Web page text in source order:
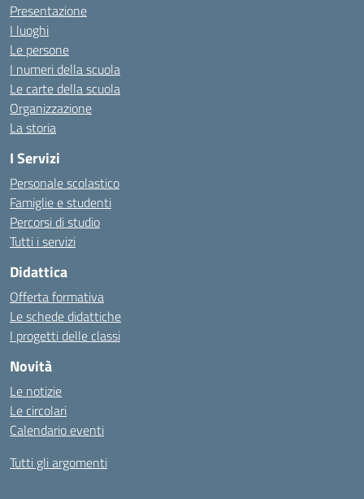
Presentazione
I luoghi
Le persone
I numeri della scuola
Le carte della scuola
Organizzazione
La storia
I Servizi
Personale scolastico
Famiglie e studenti
Percorsi di studio
Tutti i servizi
Didattica
Offerta formativa
Le schede didattiche
I progetti delle classi
Novità
Le notizie
Le circolari
Calendario eventi
Tutti gli argomenti